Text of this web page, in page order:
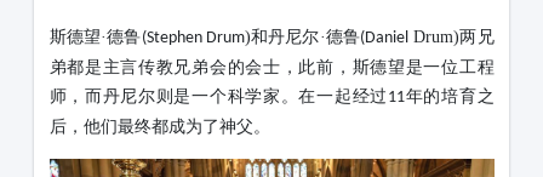
斯德望·德鲁(Stephen Drum)和丹尼尔·德鲁( Daniel Drum)两兄
弟都是主言传教兄弟会的会士，此前，斯德望是一位工程
师，而丹尼尔则是一个科学家。在一起经过 11年的培育之
后，他们最终都成为了神父。